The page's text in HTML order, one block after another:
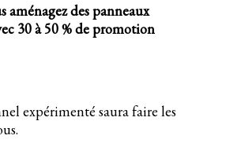
aménagez des panneaux
30 à 50 % de promotion
expérimenté saura faire les